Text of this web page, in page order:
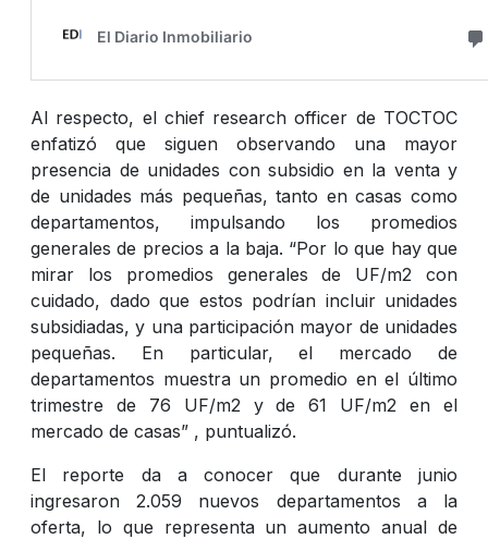
Al respecto, el chief research officer de TOCTOC
enfatizó que siguen observando una mayor
presencia de unidades con subsidio en la venta y
de unidades más pequeñas, tanto en casas como
departamentos, impulsando los promedios
generales de precios a la baja. “Por lo que hay que
mirar los promedios generales de UF/m2 con
cuidado, dado que estos podrían incluir unidades
subsidiadas, y una participación mayor de unidades
pequeñas. En particular, el mercado de
departamentos muestra un promedio en el último
trimestre de 76 UF/m2 y de 61 UF/m2 en el
mercado de casas” , puntualizó.
El reporte da a conocer que durante junio
ingresaron 2.059 nuevos departamentos a la
oferta, lo que representa un aumento anual de